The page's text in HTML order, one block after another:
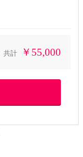
共計 ￥55,000